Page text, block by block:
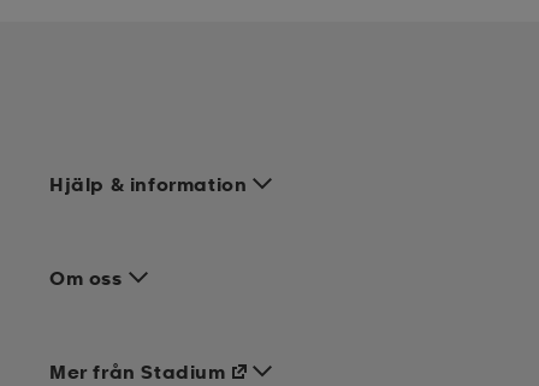
Hjälp & information
Om oss
Mer från Stadium